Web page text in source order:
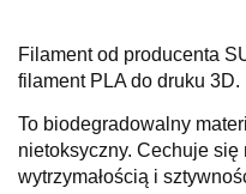
Filament od producenta
filament PLA do druku 3D.
To biodegradowalny
nietoksyczny. Cechuje
wytrzymałością i